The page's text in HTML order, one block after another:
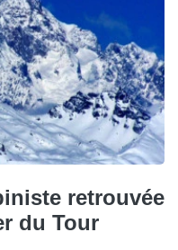
retrouvée
du Tour